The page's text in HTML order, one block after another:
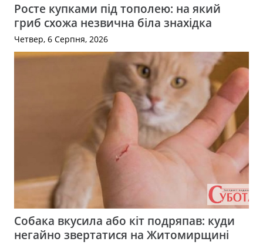
Росте купками під тополею: на який
гриб схожа незвична біла знахідка
Четвер, 6 Серпня, 2026
Собака вкусила або кіт подряпав: куди
негайно звертатися на Житомирщині